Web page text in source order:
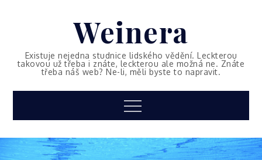
Weinera
Existuje nejedna studnice lidského vědění. Leckterou
takovou už třeba i znáte, leckterou ale možná ne. Znáte
třeba náš web? Ne-li, měli byste to napravit.
Menu